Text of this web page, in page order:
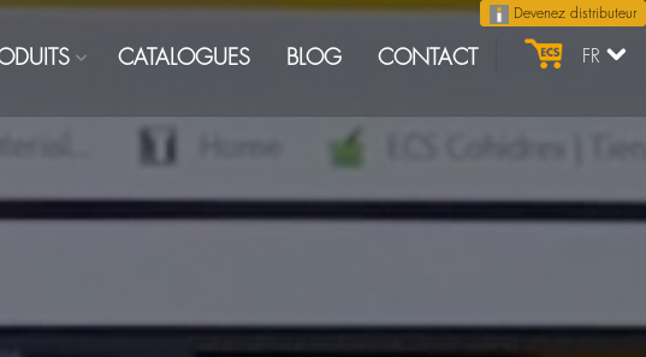
Devenez distributeur
FR
CATALOGUES BLOG CONTACT